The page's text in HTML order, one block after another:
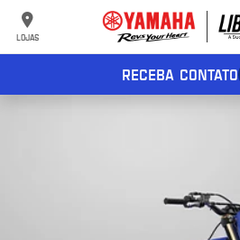
LOJAS
RECEBA CONTATO